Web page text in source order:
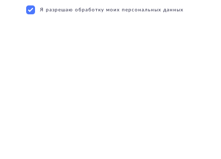
Я разрешаю обработку моих персональных данных